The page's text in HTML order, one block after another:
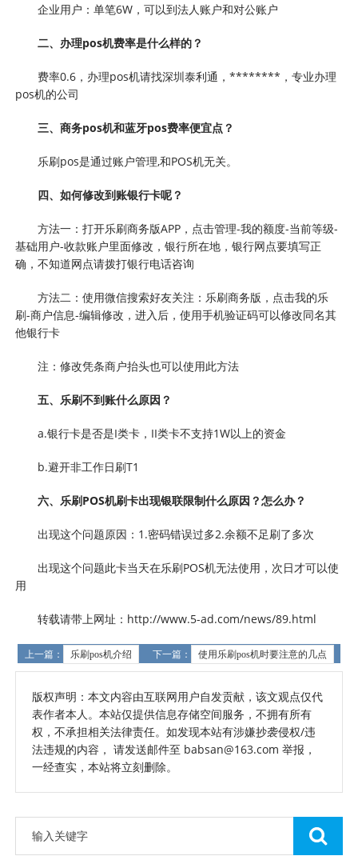
企业用户：单笔6W，可以到法人账户和对公账户
二、办理pos机费率是什么样的？
费率0.6，办理pos机请找深圳泰利通，********，专业办理
pos机的公司
三、商务pos机和蓝牙pos费率便宜点？
乐刷pos是通过账户管理,和POS机无关。
四、如何修改到账银行卡呢？
方法一：打开乐刷商务版APP，点击管理-我的额度-当前等级-
基础用户-收款账户里面修改，银行所在地，银行网点要填写正
确，不知道网点请拨打银行电话咨询
方法二：使用微信搜索好友关注：乐刷商务版，点击我的乐
刷-商户信息-编辑修改，进入后，使用手机验证码可以修改同名其
他银行卡
注：修改凭条商户抬头也可以使用此方法
五、乐刷不到账什么原因？
a.银行卡是否是I类卡，II类卡不支持1W以上的资金
b.避开非工作日刷T1
六、乐刷POS机刷卡出现银联限制什么原因？怎么办？
出现这个问题原因：1.密码错误过多2.余额不足刷了多次
出现这个问题此卡当天在乐刷POS机无法使用，次日才可以使
用
转载请带上网址：http://www.5-ad.com/news/89.html
上一篇： 乐刷pos机介绍 下一篇： 使用乐刷pos机时要注意的几点
版权声明：本文内容由互联网用户自发贡献，该文观点仅代
表作者本人。本站仅提供信息存储空间服务，不拥有所有
权，不承担相关法律责任。如发现本站有涉嫌抄袭侵权/违
法违规的内容， 请发送邮件至 babsan@163.com 举报，
一经查实，本站将立刻删除。